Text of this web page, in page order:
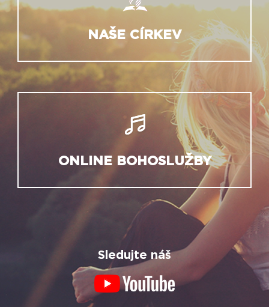
NAŠE CÍRKEV
ONLINE BOHOSLUŽBY
Sledujte náš